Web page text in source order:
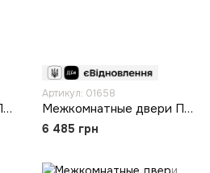
Межкомнатные двери Папа Карло ML-711
Артикул: 01658
Межкомнатные двери Папа Карло ML-712
6 485 грн